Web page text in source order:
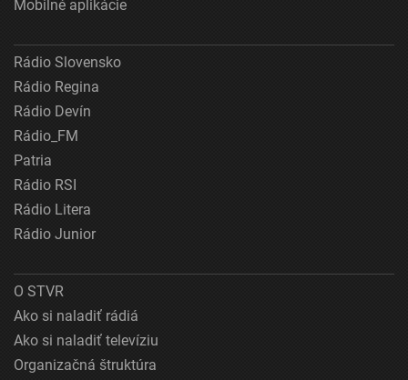
Mobilné aplikácie
Rádio Slovensko
Rádio Regina
Rádio Devín
Rádio_FM
Patria
Rádio RSI
Rádio Litera
Rádio Junior
O STVR
Ako si naladiť rádiá
Ako si naladiť televíziu
Organizačná štruktúra